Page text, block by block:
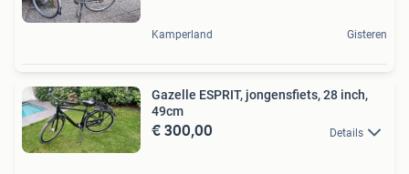
Kamperland Gisteren
Gazelle ESPRIT, jongensfiets, 28 inch,
49cm
€ 300,00 Details